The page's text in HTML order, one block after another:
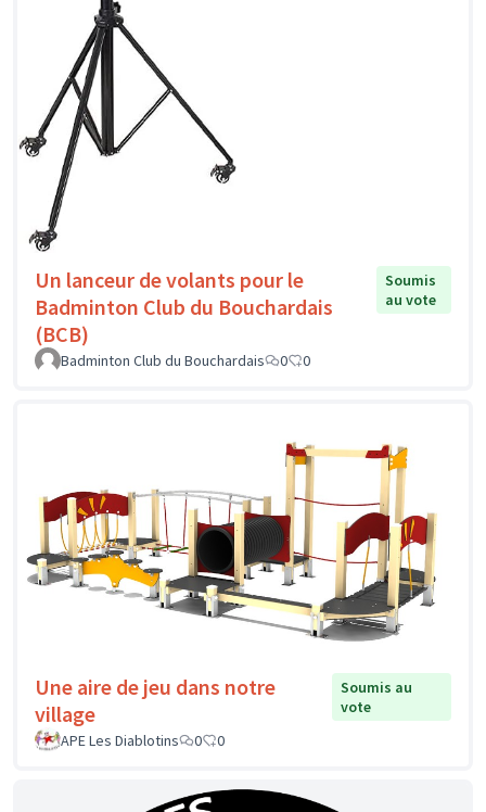
Un lanceur de volants pour le
Badminton Club du Bouchardais
(BCB)
Soumis
au vote
Badminton Club du Bouchardais 0 0
Une aire de jeu dans notre
village
Soumis au
vote
APE Les Diablotins
0 0